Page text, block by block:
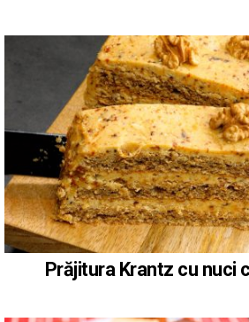
Prăjitura Krantz cu nuci